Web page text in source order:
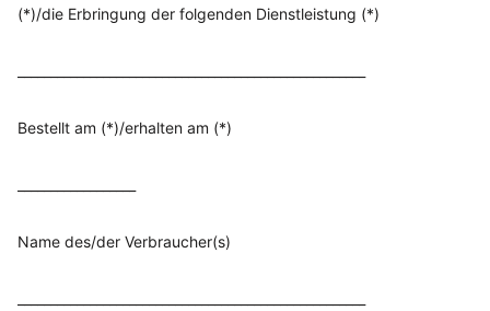
(*)/die Erbringung der folgenden Dienstleistung (*)
Bestellt am (*)/erhalten am (*)
Name des/der Verbraucher(s)